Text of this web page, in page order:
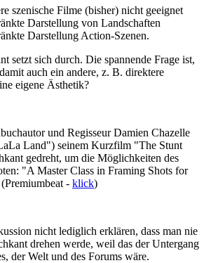
szenische Filme (bisher) nicht geeignet
Darstellung von Landschaften
Darstellung Action-Szenen.
setzt sich durch. Die spannende Frage ist,
auch ein andere, z. B. direktere
eigene Ästhetik?
und Regisseur Damien Chazelle
Land") seinem Kurzfilm "The Stunt
gedreht, um die Möglichkeiten des
"A Master Class in Framing Shots for
- klick)
nicht lediglich erklären, dass man nie
drehen werde, weil das der Untergang
der Welt und des Forums wäre.